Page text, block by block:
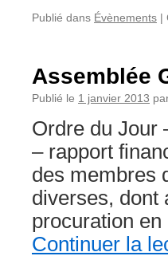
Publié dans Évènements |
Assemblée
Publié le 1 janvier 2013
Ordre du Jour
– rapport
des membres
diverses, dont
procuration
Continuer la